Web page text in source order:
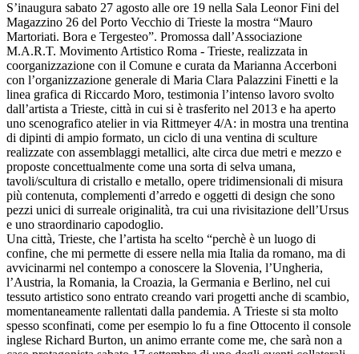
S’inaugura sabato 27 agosto alle ore 19 nella Sala Leonor Fini del
Magazzino 26 del Porto Vecchio di Trieste la mostra “Mauro
Martoriati. Bora e Tergesteo”. Promossa dall’Associazione
M.A.R.T. Movimento Artistico Roma - Trieste, realizzata in
coorganizzazione con il Comune e curata da Marianna Accerboni
con l’organizzazione generale di Maria Clara Palazzini Finetti e la
linea grafica di Riccardo Moro, testimonia l’intenso lavoro svolto
dall’artista a Trieste, città in cui si è trasferito nel 2013 e ha aperto
uno scenografico atelier in via Rittmeyer 4/A: in mostra una trentina
di dipinti di ampio formato, un ciclo di una ventina di sculture
realizzate con assemblaggi metallici, alte circa due metri e mezzo e
proposte concettualmente come una sorta di selva umana,
tavoli/scultura di cristallo e metallo, opere tridimensionali di misura
più contenuta, complementi d’arredo e oggetti di design che sono
pezzi unici di surreale originalità, tra cui una rivisitazione dell’Ursus
e uno straordinario capodoglio.
Una città, Trieste, che l’artista ha scelto “perchè è un luogo di
confine, che mi permette di essere nella mia Italia da romano, ma di
avvicinarmi nel contempo a conoscere la Slovenia, l’Ungheria,
l’Austria, la Romania, la Croazia, la Germania e Berlino, nel cui
tessuto artistico sono entrato creando vari progetti anche di scambio,
momentaneamente rallentati dalla pandemia. A Trieste si sta molto
spesso sconfinati, come per esempio lo fu a fine Ottocento il console
inglese Richard Burton, un animo errante come me, che sarà non a